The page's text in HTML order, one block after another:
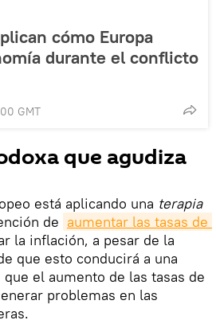
cómo Europa
durante el conflicto
GMT
que agudiza
está aplicando una terapia
de aumentar las tasas de
la inflación, a pesar de la
que esto conducirá a una
el aumento de las tasas de
problemas en las